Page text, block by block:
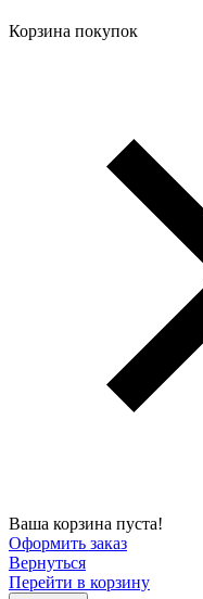
Корзина покупок
Ваша корзина пуста!
Оформить заказ
Вернуться
Перейти в корзину